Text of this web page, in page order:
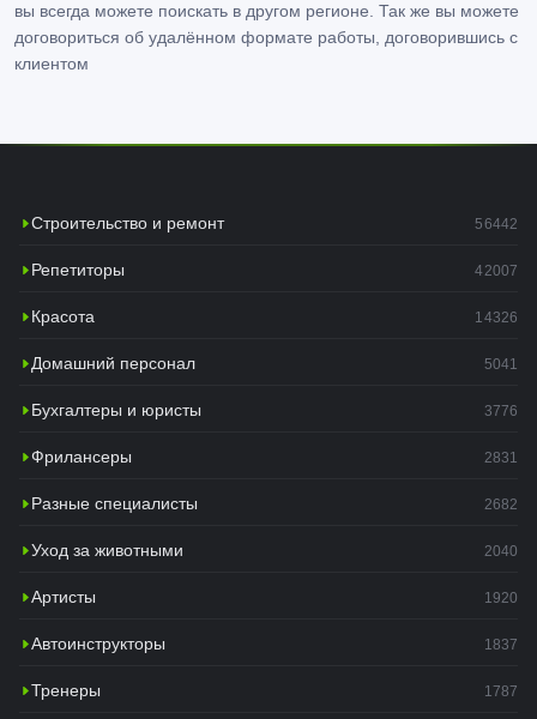
вы всегда можете поискать в другом регионе. Так же вы можете
договориться об удалённом формате работы, договорившись с
клиентом
Строительство и ремонт 56442
Репетиторы 42007
Красота 14326
Домашний персонал 5041
Бухгалтеры и юристы 3776
Фрилансеры 2831
Разные специалисты 2682
Уход за животными 2040
Артисты 1920
Автоинструкторы 1837
Тренеры 1787